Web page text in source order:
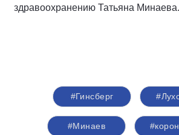
здравоохранению Татьяна Минаева.
#Гинсберг
#Минаев